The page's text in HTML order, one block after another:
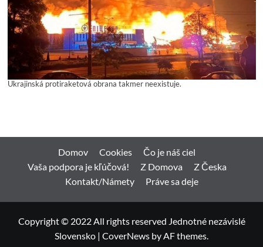
Ukrajinská protiraketová obrana takmer neexistuje.
Domov Cookies
Čo je náš ciel
Vaša podpora je kľúčová!
Z Domova
Z Česka
Kontakt/Námety
Práve sa deje
Copyright © 2022 All rights reserved Jednotné nezávislé
Slovensko | CoverNews by AF themes.